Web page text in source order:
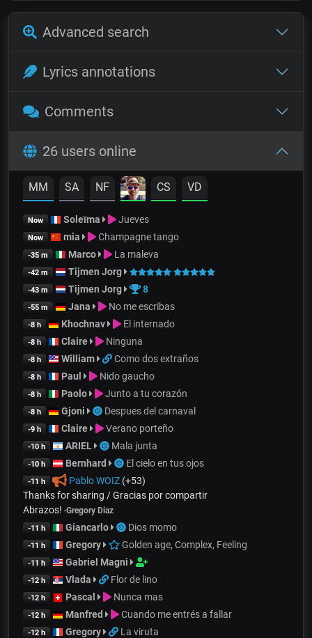
Advanced search
Lyrics annotations
Comments
26 users online
MM SA NF CS VD
Now Soleïma Jueves
Now mia Champagne tango
-35 m Marco La maleva
-42 m Tijmen Jorg
-43 m Tijmen Jorg 8
-55 m Jana No me escribas
-8 h Khochnav El internado
-8 h Claire Ninguna
-8 h William Como dos extraños
-8 h Paul Nido gaucho
-8 h Paolo Junto a tu corazón
-8 h Gjoni Despues del carnaval
-9 h Claire Verano porteño
-10 h ARIEL Mala junta
-10 h Bernhard El cielo en tus ojos
-11 h Pablo WOIZ(+53)
Thanks for sharing / Gracias por compartir
Abrazos! -Gregory Diaz
-11 h Giancarlo Dios momo
-11 h Gregory Golden age, Complex, Feeling
-11 h Gabriel Magni
-12 h Vlada Flor de lino
-12 h Pascal Nunca mas
-12 h Manfred Cuando me entrés a fallar
-12 h Gregory La viruta